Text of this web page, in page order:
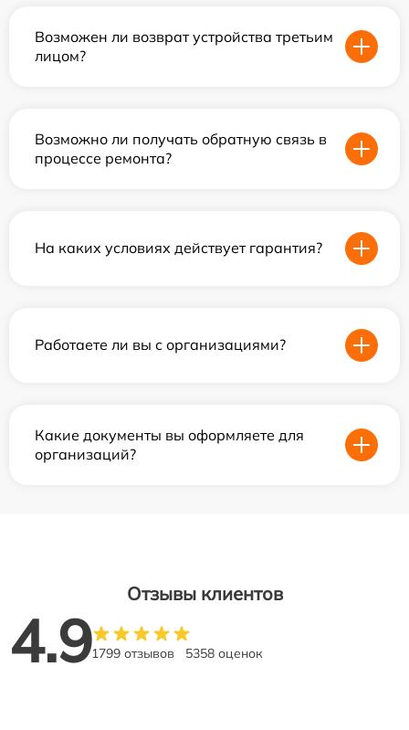
Возможен ли возврат устройства третьим
лицом?
Возможно ли получать обратную связь в
процессе ремонта?
На каких условиях действует гарантия?
Работаете ли вы с организациями?
Какие документы вы оформляете для
организаций?
Отзывы клиентов
4.91799 отзывов 5358 оценок